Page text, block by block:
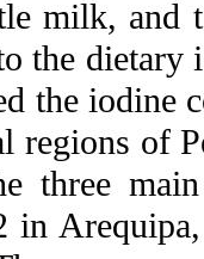
milk, and
the dietary
the iodine
regions of
three
in